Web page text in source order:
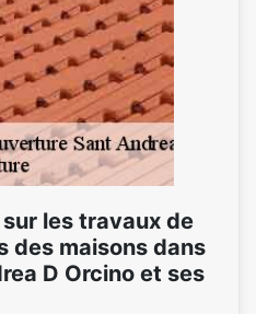
les travaux de
des maisons dans
D Orcino et ses